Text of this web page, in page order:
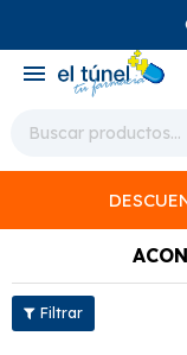
menu
close